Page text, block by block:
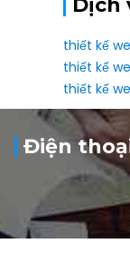
Dịch
thiết kế
thiết kế
thiết kế
Điện